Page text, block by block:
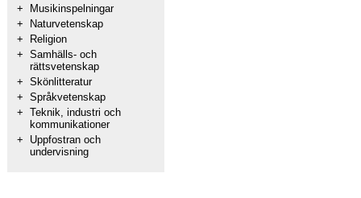
+
Musikinspelningar
+
Naturvetenskap
+
Religion
+ Samhälls- och
rättsvetenskap
+ Skönlitteratur
+ Språkvetenskap
+ Teknik, industri och
kommunikationer
+
Uppfostran och
undervisning